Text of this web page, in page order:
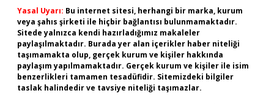
Yasal Uyarı: Bu internet sitesi, herhangi bir marka, kurum
veya şahıs şirketi ile hiçbir bağlantısı bulunmamaktadır.
Sitede yalnızca kendi hazırladığımız makaleler
paylaşılmaktadır. Burada yer alan içerikler haber niteliği
taşımamakta olup, gerçek kurum ve kişiler hakkında
paylaşım yapılmamaktadır. Gerçek kurum ve kişiler ile isim
benzerlikleri tamamen tesadüfidir. Sitemizdeki bilgiler
taslak halindedir ve tavsiye niteliği taşımazlar.